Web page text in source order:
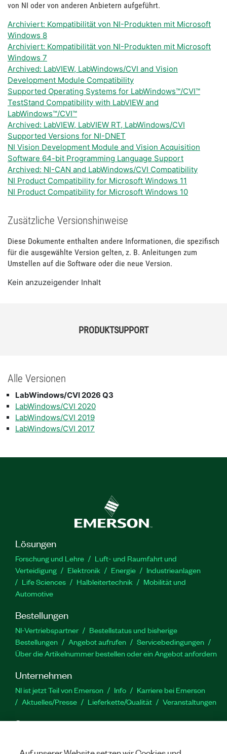
von NI oder von anderen Anbietern aufgeführt.
Archiviert: Kompatibilität von NI-Produkten mit Microsoft
Windows 8
Archiviert: Kompatibilität von NI-Produkten mit Microsoft
Windows 7
Archived: LabVIEW, LabWindows/CVI and Vision
Development Module Compatibility
Supported Operating Systems for LabWindows™/CVI™
TestStand Compatibility with LabVIEW and
LabWindows™/CVI™
Archived: LabVIEW, LabVIEW RT, LabWindows/CVI
Supported Versions for NI-DNET
NI Vision Development Module and Vision Acquisition
Software 64-bit Programming Language Support
Archived: NI-CAN and LabWindows/CVI Compatibility
NI Product Compatibility for Microsoft Windows 11
NI Product Compatibility for Microsoft Windows 10
Zusätzliche Versionshinweise
Diese Dokumente enthalten andere Informationen, die spezifisch
für die ausgewählte Version gelten, z. B. Anleitungen zum
Umstellen auf die Software oder die neue Version.
Kein anzuzeigender Inhalt
PRODUKTSUPPORT
Alle Versionen
LabWindows/CVI 2026 Q3
LabWindows/CVI 2020
LabWindows/CVI 2019
LabWindows/CVI 2017
Lösungen
Forschung und Lehre
Luft- und Raumfahrt und
Verteidigung
Elektronik Energie
Industrieanlagen
Life Sciences
Halbleitertechnik
Mobilität und
Automotive
Bestellungen
NI-Vertriebspartner
Bestellstatus und bisherige
Bestellungen
Angebot aufrufen
Servicebedingungen
Über die Artikelnummer bestellen oder ein Angebot anfordern
Unternehmen
NI ist jetzt Teil von Emerson Info
Karriere bei Emerson
Aktuelles/Presse
Lieferkette/Qualität Veranstaltungen
Support
Produktaktivierung
Serviceanfrage stellen Feedback